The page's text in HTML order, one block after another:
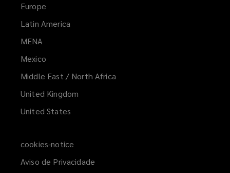
Europe
Latin America
MENA
window)
Mexico
Middle East / North Africa
United Kingdom
United States
cookies-notice
Aviso de Privacidade